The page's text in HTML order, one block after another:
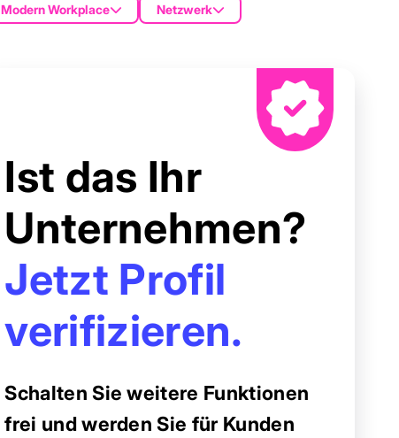
Modern Workplace
Netzwerk
Ist das Ihr
Unternehmen?
Jetzt Profil
verifizieren.
Schalten Sie weitere Funktionen
frei und werden Sie für Kunden